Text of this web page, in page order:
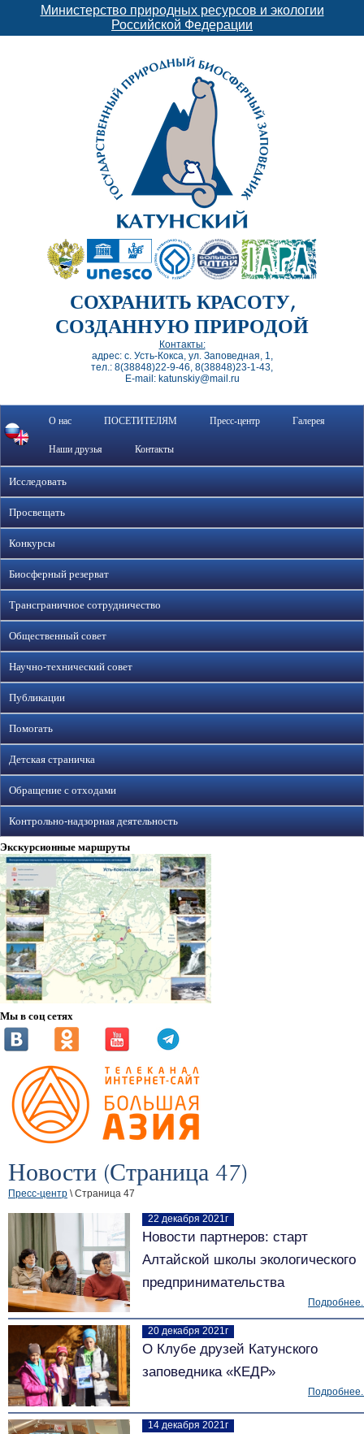
Министерство природных ресурсов и экологии
Российской Федерации
СОХРАНИТЬ КРАСОТУ,
СОЗДАННУЮ ПРИРОДОЙ
Контакты:
адрес: с. Усть-Кокса, ул. Заповедная, 1,
тел.: 8(38848)22-9-46, 8(38848)23-1-43,
E-mail: katunskiy@mail.ru
О нас ПОСЕТИТЕЛЯМ Пресс-центр Галерея
Наши друзья Контакты
Исследовать
Просвещать
Конкурсы
Биосферный резерват
Трансграничное сотрудничество
Общественный совет
Научно-технический совет
Публикации
Помогать
Детская страничка
Обращение с отходами
Контрольно-надзорная деятельность
Экскурсионные маршруты
Мы в соц сетях
Новости (Страница 47)
Пресс-центр \ Страница 47
22 декабря 2021г
Новости партнеров: старт
Алтайской школы экологического
предпринимательства
20 декабря 2021г
О Клубе друзей Катунского
заповедника «КЕДР»
14 декабря 2021г